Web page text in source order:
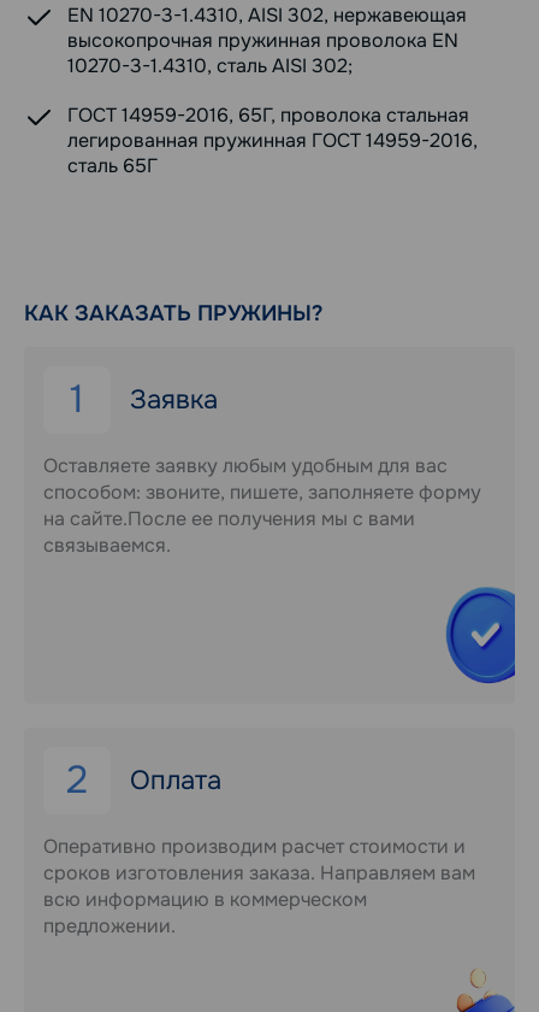
EN 10270-3-1.4310, AISI 302, нержавеющая
высокопрочная пружинная проволока EN
10270-3-1.4310, сталь AISI 302;
ГОСТ 14959-2016, 65Г, проволока стальная
легированная пружинная ГОСТ 14959-2016,
сталь 65Г
КАК ЗАКАЗАТЬ ПРУЖИНЫ?
1 Заявка
Оставляете заявку любым удобным для вас
способом: звоните, пишете, заполняете форму
на сайте.После ее получения мы с вами
связываемся.
2 Оплата
Оперативно производим расчет стоимости и
сроков изготовления заказа. Направляем вам
всю информацию в коммерческом
предложении.